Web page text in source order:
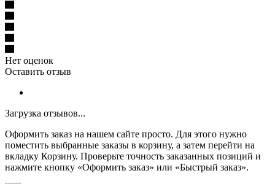
Нет оценок
Оставить отзыв
Загрузка отзывов...
Оформить заказ на нашем сайте просто. Для этого нужно
поместить выбранные заказы в корзину, а затем перейти на
вкладку Корзину. Проверьте точность заказанных позиций и
нажмите кнопку «Оформить заказ» или «Быстрый заказ».